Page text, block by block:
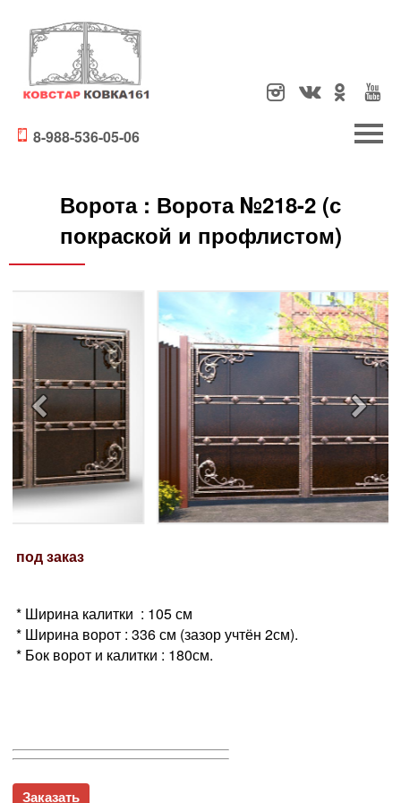
8-988-536-05-06
Ворота : Ворота №218-2 (с
покраской и профлистом)
под заказ
* Ширина калитки : 105 см
* Ширина ворот : 336 см (зазор учтён 2см).
* Бок ворот и калитки : 180см.
Заказать